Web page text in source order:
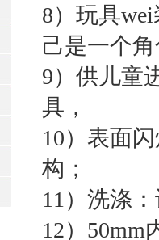
8）玩具
己是一个
9）供儿童
具，
10）表面
构；
11）洗涤
12）50mm